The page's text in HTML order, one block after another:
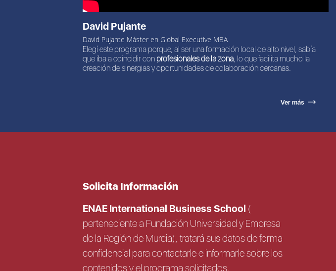
David Pujante
David Pujante Máster en Global Executive MBA
Elegí este programa porque, al ser una formación local de alto nivel, sabía
que iba a coincidir con profesionales de la zona, lo que facilita mucho la
creación de sinergias y oportunidades de colaboración cercanas.
Ver más
Solicita Información
ENAE International Business School (
perteneciente a Fundación Universidad y Empresa
de la Región de Murcia), tratará sus datos de forma
confidencial para contactarle e informarle sobre los
contenidos y el programa solicitados.